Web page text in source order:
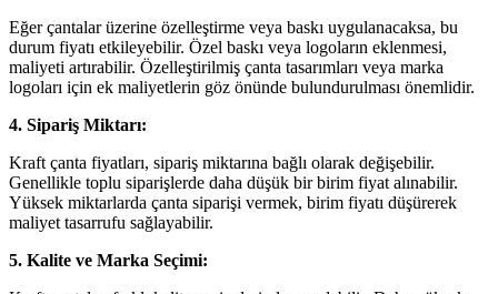
Eğer çantalar üzerine özelleştirme veya baskı uygulanacaksa, bu
durum fiyatı etkileyebilir. Özel baskı veya logoların eklenmesi,
maliyeti artırabilir. Özelleştirilmiş çanta tasarımları veya marka
logoları için ek maliyetlerin göz önünde bulundurulması önemlidir.
4. Sipariş Miktarı:
Kraft çanta fiyatları, sipariş miktarına bağlı olarak değişebilir.
Genellikle toplu siparişlerde daha düşük bir birim fiyat alınabilir.
Yüksek miktarlarda çanta siparişi vermek, birim fiyatı düşürerek
maliyet tasarrufu sağlayabilir.
5. Kalite ve Marka Seçimi: